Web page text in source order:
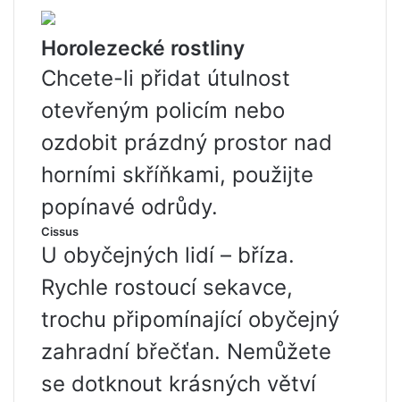
Horolezecké rostliny
Chcete-li přidat útulnost
otevřeným policím nebo
ozdobit prázdný prostor nad
horními skříňkami, použijte
popínavé odrůdy.
Cissus
U obyčejných lidí – bříza.
Rychle rostoucí sekavce,
trochu připomínající obyčejný
zahradní břečťan. Nemůžete
se dotknout krásných větví